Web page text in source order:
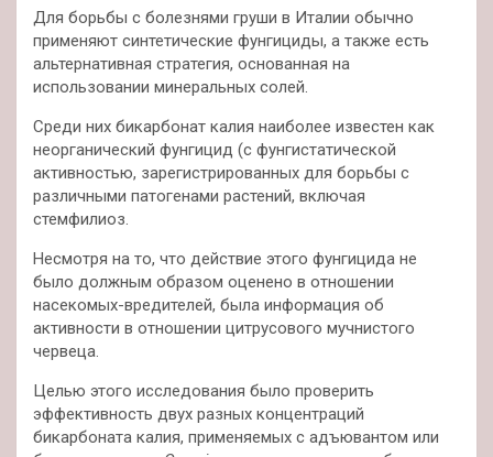
Для борьбы с болезнями груши в Италии обычно
применяют синтетические фунгициды, а также есть
альтернативная стратегия, основанная на
использовании минеральных солей.
Среди них бикарбонат калия наиболее известен как
неорганический фунгицид (с фунгистатической
активностью, зарегистрированных для борьбы с
различными патогенами растений, включая
стемфилиоз.
Несмотря на то, что действие этого фунгицида не
было должным образом оценено в отношении
насекомых-вредителей, была информация об
активности в отношении цитрусового мучнистого
червеца.
Целью этого исследования было проверить
эффективность двух разных концентраций
бикарбоната калия, применяемых с адъювантом или